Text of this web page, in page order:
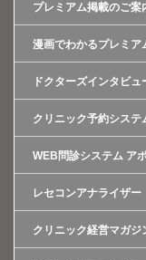
プレミアム掲載のご案
漫画でわかるプレミア
ドクターズインタビュ
クリニック予約システ
WEB問診システム ア
レセコンアナライザー
クリニック経営マガジ